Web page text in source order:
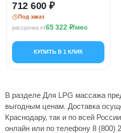
712 600
Под заказ
рассрочка от65 322 /мес
КУПИТЬ В 1 КЛИК
В разделе Для LPG массажа
выгодным ценам. Доставка
Краснодару, так и по всей
онлайн или по телефону 8 (800)